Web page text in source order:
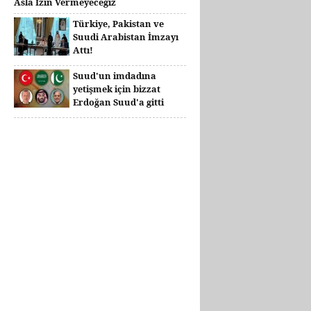
Türkiye, Pakistan ve
Suudi Arabistan İmzayı
Attı!
Suud'un imdadına
yetişmek için bizzat
Erdoğan Suud'a gitti